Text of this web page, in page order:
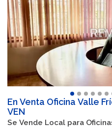
En Venta Oficina Valle
VEN
Se Vende Local para